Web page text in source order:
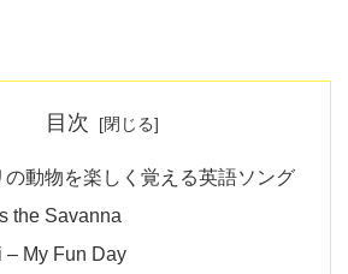
目次
の動物を楽しく覚える英語ソング
the Savanna
– My Fun Day